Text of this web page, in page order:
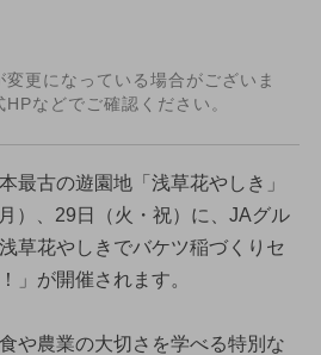
更になっている場合がございま
などでご確認ください。
最古の遊園地「浅草花やしき」
）、29日（火・祝）に、JAグル
草花やしきでバケツ稲づくりセ
」が開催されます。
や農業の大切さを学べる特別な